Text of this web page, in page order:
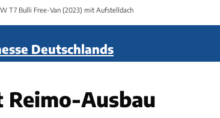
T7 Bulli Free-Van (2023) mit Aufstelldach
Deutschlands
Reimo-Ausbau